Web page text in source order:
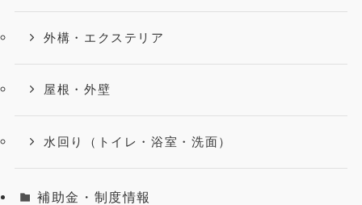
外構・エクステリア
屋根・外壁
水回り（トイレ・浴室・洗面）
補助金・制度情報